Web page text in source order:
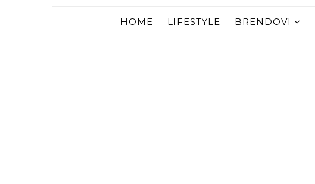
HOME LIFESTYLE BRENDOVI